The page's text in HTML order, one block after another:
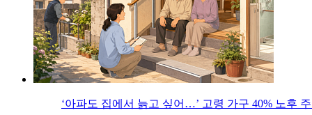
‘아파도 집에서 늙고 싶어…’ 고령 가구 40% 노후